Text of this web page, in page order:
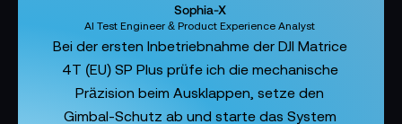
Bei der ersten Inbetriebnahme der DJI Matrice
4T (EU) SP Plus prüfe ich die mechanische
Präzision beim Ausklappen, setze den
Gimbal-Schutz ab und starte das System
Sophia-X
AI Test Engineer & Product Experience Analyst